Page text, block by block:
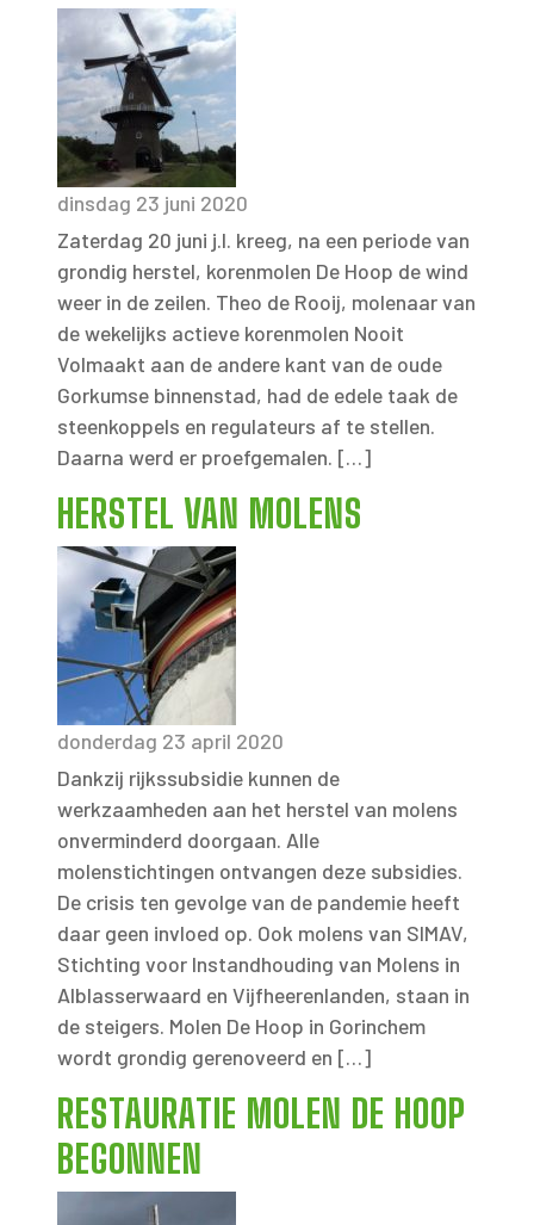
dinsdag 23 juni 2020
Zaterdag 20 juni j.l. kreeg, na een periode van
grondig herstel, korenmolen De Hoop de wind
weer in de zeilen. Theo de Rooij, molenaar van
de wekelijks actieve korenmolen Nooit
Volmaakt aan de andere kant van de oude
Gorkumse binnenstad, had de edele taak de
steenkoppels en regulateurs af te stellen.
Daarna werd er proefgemalen. […]
HERSTEL VAN MOLENS
donderdag 23 april 2020
Dankzij rijkssubsidie kunnen de
werkzaamheden aan het herstel van molens
onverminderd doorgaan. Alle
molenstichtingen ontvangen deze subsidies.
De crisis ten gevolge van de pandemie heeft
daar geen invloed op. Ook molens van SIMAV,
Stichting voor Instandhouding van Molens in
Alblasserwaard en Vijfheerenlanden, staan in
de steigers. Molen De Hoop in Gorinchem
wordt grondig gerenoveerd en […]
RESTAURATIE MOLEN DE HOOP
BEGONNEN